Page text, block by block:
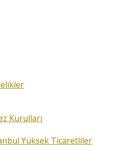
Kurulları
Yüksek Ticaretliler